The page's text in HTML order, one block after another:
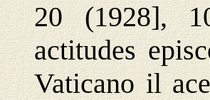
20 (1928],
actitudes
Vaticano il